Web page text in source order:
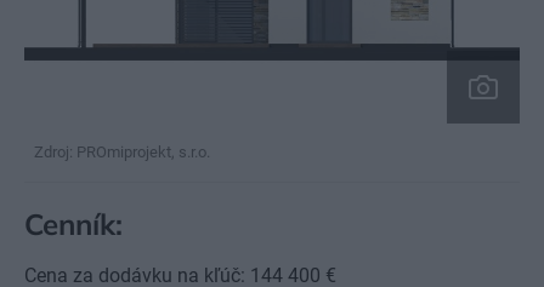
Zdroj: PROmiprojekt, s.r.o.
Cenník:
Cena za dodávku na kľúč: 144 400 €